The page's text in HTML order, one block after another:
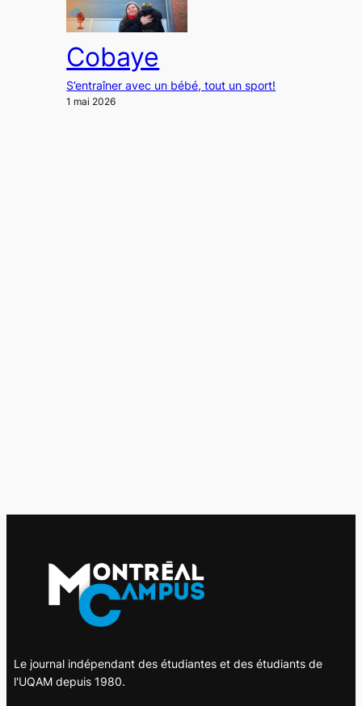
Cobaye
S’entraîner avec un bébé, tout un sport!
1 mai 2026
Le journal indépendant des étudiantes et des étudiants de
l'UQAM depuis 1980.